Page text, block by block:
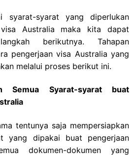
syarat-syarat yang diperlukan
Australia maka kita dapat
berikutnya. Tahapan
pengerjaan visa Australia yang
melalui proses berikut ini.
Semua Syarat-syarat buat
tentunya saja mempersiapkan
yang dipakai buat pengerjaan
dokumen-dokumen yang